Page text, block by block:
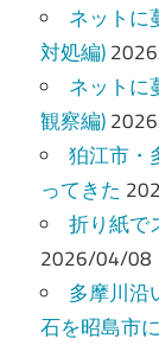
送
り
ネットに
対処編)
ネットに
観察編)
狛江市・
ってきた
折り紙で
2026/04/08
多摩川沿
石を昭島市